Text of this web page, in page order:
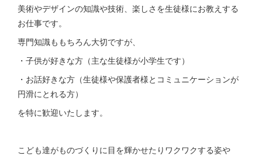
美術やデザインの知識や技術、楽しさを生徒様にお教えする
お仕事です。
専門知識ももちろん大切ですが、
・子供が好きな方（主な生徒様が小学生です）
・お話好きな方（生徒様や保護者様とコミュニケーションが
円滑にとれる方）
を特に歓迎いたします。
こども達がものづくりに目を輝かせたりワクワクする姿や